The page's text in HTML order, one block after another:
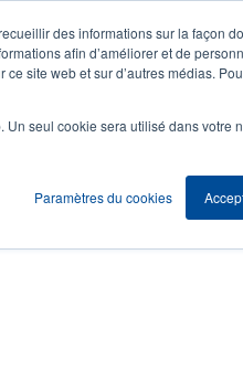
des informations sur la façon
afin d’améliorer et de
site web et sur d’autres médias.
seul cookie sera utilisé dans votre
Paramètres du cookies
Société
User
S'identifier